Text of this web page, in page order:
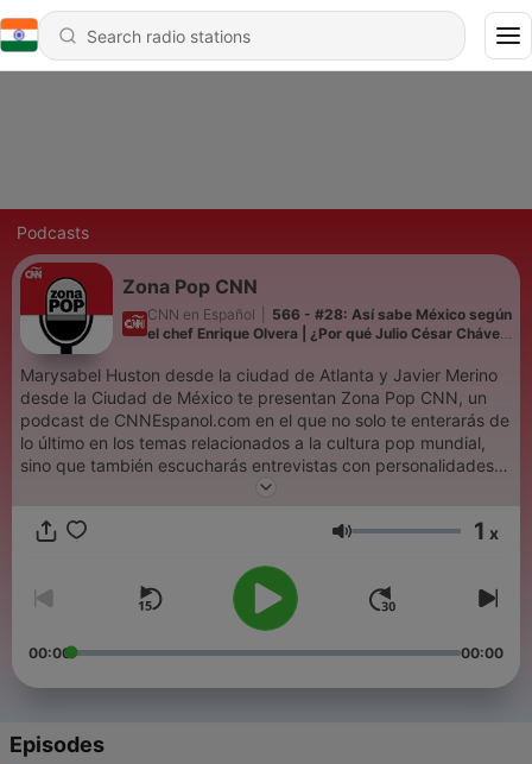
Podcasts
Zona Pop CNN
CNN en Español
566 - #28: Así sabe México según
el chef Enrique Olvera | ¿Por qué Julio César Chávez
Marysabel Huston desde la ciudad de Atlanta y Javier Merino
desde la Ciudad de México te presentan Zona Pop CNN, un
podcast de CNNEspanol.com en el que no solo te enterarás de
lo último en los temas relacionados a la cultura pop mundial,
sino que también escucharás entrevistas con personalidades
destacadas y un resumen de noticias con lo más importante de
Volume 1 x
00:00 00:00
Episodes